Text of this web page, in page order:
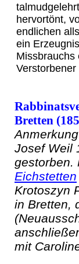
hervortönt,
endlichen
ein
Missbrauchs
Bretten
Josef Weil
gestorben.
Eichstetten
Krotoszyn
in Bretten,
mit